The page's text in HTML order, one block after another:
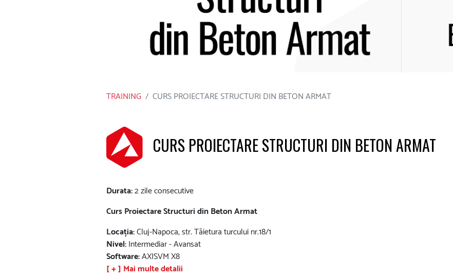
TRAINING CURS PROIECTARE STRUCTURI DIN BETON ARMAT
CURS PROIECTARE STRUCTURI DIN BETON ARMAT
Durata:2 zile consecutive
Curs Proiectare Structuri din Beton Armat
Locația:Cluj-Napoca, str. Tăietura turcului nr.18/1
Nivel:Intermediar - Avansat
Software:AXISVM X8
[ + ] Mai multe detalii